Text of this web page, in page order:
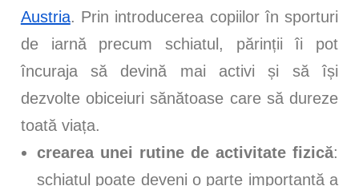
Austria. Prin introducerea copiilor în sporturi
de iarnă precum schiatul, părinții îi pot
încuraja să devină mai activi și să își
dezvolte obiceiuri sănătoase care să dureze
toată viața.
crearea unei rutine de activitate fizică:
schiatul poate deveni o parte importantă a